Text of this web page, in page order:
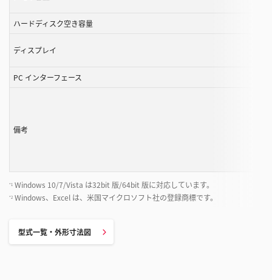
ハードディスク空き容量
ディスプレイ
PC インターフェース
備考
*1 Windows 10/7/Vista は32bit 版/64bit 版に対応しています。
*2 Windows、Excel は、米国マイクロソフト社の登録商標です。
型式一覧・外形寸法図